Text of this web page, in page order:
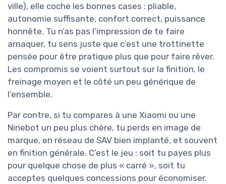
ville), elle coche les bonnes cases : pliable,
autonomie suffisante, confort correct, puissance
honnête. Tu n’as pas l’impression de te faire
arnaquer, tu sens juste que c’est une trottinette
pensée pour être pratique plus que pour faire rêver.
Les compromis se voient surtout sur la finition, le
freinage moyen et le côté un peu générique de
l’ensemble.
Par contre, si tu compares à une Xiaomi ou une
Ninebot un peu plus chère, tu perds en image de
marque, en réseau de SAV bien implanté, et souvent
en finition générale. C’est le jeu : soit tu payes plus
pour quelque chose de plus « carré », soit tu
acceptes quelques concessions pour économiser.